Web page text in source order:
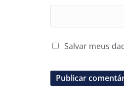
Salvar meus